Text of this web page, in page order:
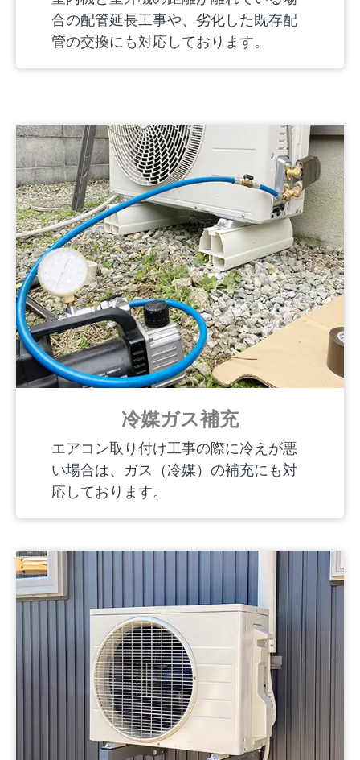
合の配管延長工事や、劣化した既存配
管の交換にも対応しております。
冷媒ガス補充
エアコン取り付け工事の際に冷えが悪
い場合は、ガス（冷媒）の補充にも対
応しております。